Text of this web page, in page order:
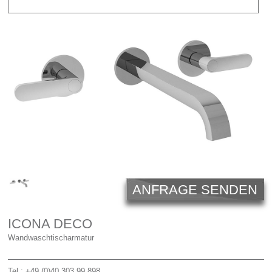
Unternehmen
ANFRAGE SENDEN
ICONA DECO
Wandwaschtischarmatur